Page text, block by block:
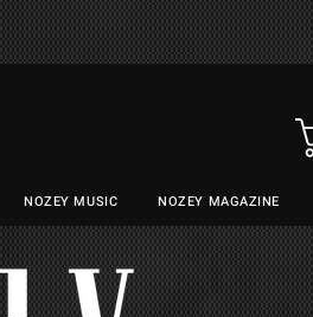
Altro...
NOZEY MUSIC NOZEY MAGAZINE